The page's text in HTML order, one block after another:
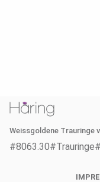
Weissgoldene Trauringe
#8063.30#Trauringe